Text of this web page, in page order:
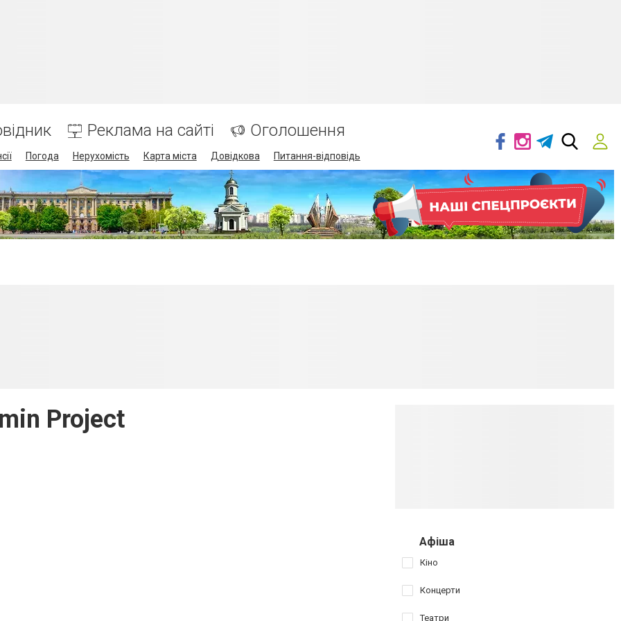
Реклама на сайті Оголошення
Погода Нерухомість Карта міста Довідкова Питання-відповідь
Project
Афіша
Кіно
Концерти
Театри